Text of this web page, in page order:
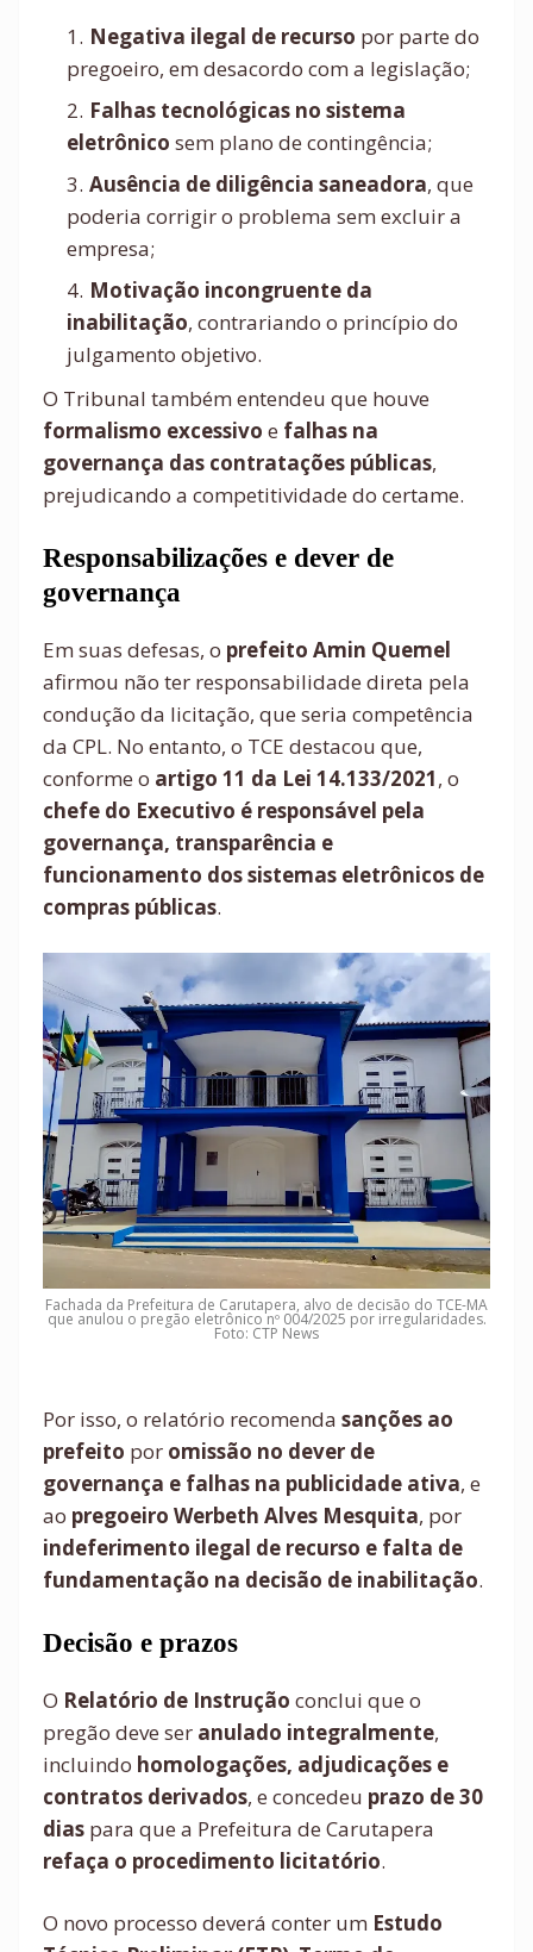
Negativa ilegal de recurso por parte do
pregoeiro, em desacordo com a legislação;
Falhas tecnológicas no sistema
eletrônico sem plano de contingência;
Ausência de diligência saneadora, que
poderia corrigir o problema sem excluir a
empresa;
Motivação incongruente da
inabilitação, contrariando o princípio do
julgamento objetivo.
O Tribunal também entendeu que houve
formalismo excessivo e falhas na
governança das contratações públicas,
prejudicando a competitividade do certame.
Responsabilizações e dever de
governança
Em suas defesas, o prefeito Amin Quemel
afirmou não ter responsabilidade direta pela
condução da licitação, que seria competência
da CPL. No entanto, o TCE destacou que,
conforme o artigo 11 da Lei 14.133/2021, o
chefe do Executivo é responsável pela
governança, transparência e
funcionamento dos sistemas eletrônicos de
compras públicas.
Fachada da Prefeitura de Carutapera, alvo de decisão do TCE-MA
que anulou o pregão eletrônico nº 004/2025 por irregularidades.
Foto: CTP News
Por isso, o relatório recomenda sanções ao
prefeito por omissão no dever de
governança e falhas na publicidade ativa, e
ao pregoeiro Werbeth Alves Mesquita, por
indeferimento ilegal de recurso e falta de
fundamentação na decisão de inabilitação.
Decisão e prazos
O Relatório de Instrução conclui que o
pregão deve ser anulado integralmente,
incluindo homologações, adjudicações e
contratos derivados, e concedeu prazo de 30
dias para que a Prefeitura de Carutapera
refaça o procedimento licitatório.
O novo processo deverá conter um Estudo